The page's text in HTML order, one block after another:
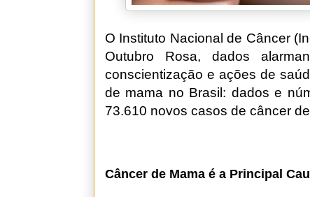
O Instituto Nacional de Câncer
Outubro Rosa, dados
conscientização e ações de
de mama no Brasil: dados e
73.610 novos casos de câncer
Câncer de Mama é a Principal